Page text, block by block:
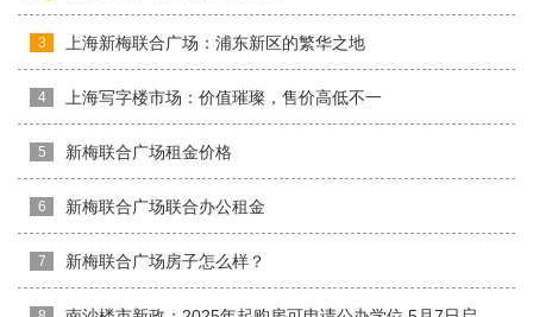
3 上海新梅联合广场：浦东新区的繁华之地
4 上海写字楼市场：价值璀璨，售价高低不一
5 新梅联合广场租金价格
6 新梅联合广场联合办公租金
7 新梅联合广场房子怎么样？